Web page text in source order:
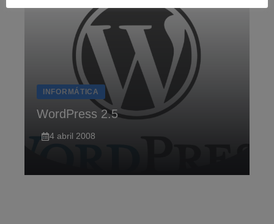
INFORMÁTICA
WordPress 2.5
4 abril 2008